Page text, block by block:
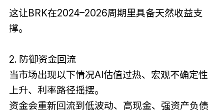
这让BRK在2024–2026周期里具备天然收益支
撑。
2. 防御资金回流
当市场出现以下情况AI估值过热、宏观不确定性
上升、利率路径摇摆。
资金会重新回流到低波动、高现金、强资产负债